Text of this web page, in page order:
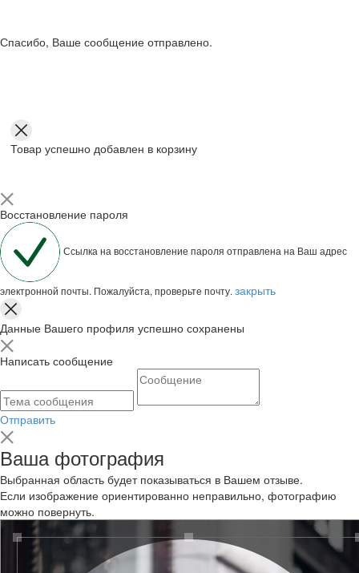
Спасибо, Ваше сообщение отправлено.
Товар успешно добавлен в корзину
Восстановление пароля
Ссылка на восстановление пароля отправлена на Ваш адрес
электронной почты. Пожалуйста, проверьте почту. закрыть
Данные Вашего профиля успешно сохранены
Написать сообщение
Отправить
Ваша фотография
Выбранная область будет показываться в Вашем отзыве.
Если изображение ориентированно неправильно, фотографию
можно повернуть.